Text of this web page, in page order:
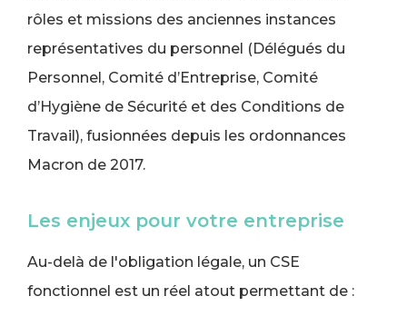
rôles et missions des anciennes instances
représentatives du personnel (Délégués du
Personnel, Comité d’Entreprise, Comité
d’Hygiène de Sécurité et des Conditions de
Travail), fusionnées depuis les ordonnances
Macron de 2017.
Les enjeux pour votre entreprise
Au-delà de l'obligation légale, un CSE
fonctionnel est un réel atout permettant de :